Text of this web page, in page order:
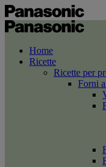
Home
Ricette
Ricette per
Forni